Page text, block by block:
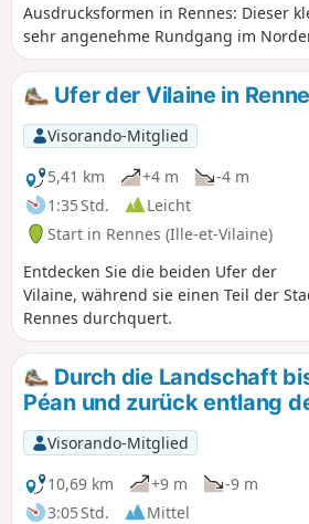
Ausdrucksformen in Rennes: Dieser
sehr angenehme Rundgang im
Altstadt von Rennes führt Sie an
Kunstwerken vorbei.Von einfachen
Schriftzügen über Graffitis und
Wandmalereien bis hin zu Mosaiken,
Zeichnungen und verschiedenen
dieser kurze, farbenfrohe Spaziergang
Sie alle Facetten dieser modernen
genießen. Eine Mischung aus
bekannten Signaturen aus Rennes
und Graffitikünstlern aus anderen
vermittelt einen guten Eindruck von
Dynamik dieser Kunstform. Der
führt über wenig bekannte Wege und
der Altstadt von Rennes. Man
kleine Parks, passiert Tore und
schließlich zur Place Sainte-Anne,
belebtesten Plätze der
gönnt euch diesen Spaß, ihr werdet es
bereuen. Und wählt die beste
die Beleuchtung.
Ufer der Vilaine in
Visorando-Mitglied
5,41 km
+4 m
-4 m
1:35 Std.
Leicht
Start in Rennes (Ille-et-Vilaine)
Entdecken Sie die beiden Ufer der
Vilaine, während sie einen Teil der
Rennes durchquert.
Durch die Landschaft
Péan und zurück entlang
Visorando-Mitglied
10,69 km
+9 m
-9 m
3:05 Std.
Mittel